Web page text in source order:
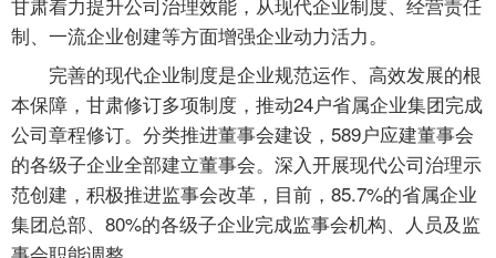
制、一流企业创建等方面增强企业动力活力。
完善的现代企业制度是企业规范运作、高效发展的根
本保障，甘肃修订多项制度，推动24户省属企业集团完成
公司章程修订。分类推进董事会建设，589户应建董事会
的各级子企业全部建立董事会。深入开展现代公司治理示
范创建，积极推进监事会改革，目前，85.7%的省属企业
集团总部、80%的各级子企业完成监事会机构、人员及监